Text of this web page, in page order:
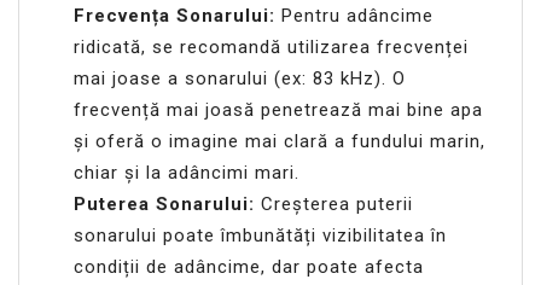
Frecvența Sonarului: Pentru adâncime
ridicată, se recomandă utilizarea frecvenței
mai joase a sonarului (ex: 83 kHz). O
frecvență mai joasă penetrează mai bine apa
și oferă o imagine mai clară a fundului marin,
chiar și la adâncimi mari.
Puterea Sonarului: Creșterea puterii
sonarului poate îmbunătăți vizibilitatea în
condiții de adâncime, dar poate afecta